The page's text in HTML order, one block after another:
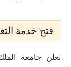
فتح خدمة
تعلن جامعة